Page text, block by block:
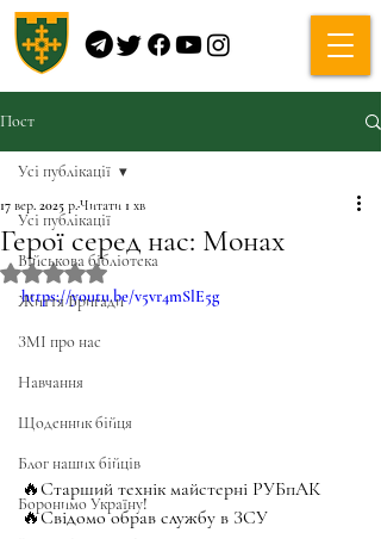
Пост
Усі публікації
Військова бібліотека
Життя Бригади
ЗМІ про нас
Навчання
Щоденник бійця
Блог наших бійців
Боронимо Україну!
Усі публікації
Герої серед нас: Монах
17 вер. 2025 р.Читати 1 хв
Оцінка: NaN з 5 зірок.
https://youtu.be/v5vr4mSlE5g
🔥Старший технік майстерні РУБпАК
🔥Свідомо обрав службу в ЗСУ